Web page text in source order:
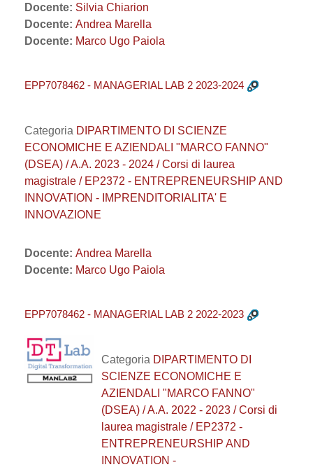
Docente: Silvia Chiarion
Docente: Andrea Marella
Docente: Marco Ugo Paiola
EPP7078462 - MANAGERIAL LAB 2 2023-2024
Categoria DIPARTIMENTO DI SCIENZE
ECONOMICHE E AZIENDALI "MARCO FANNO"
(DSEA) / A.A. 2023 - 2024 / Corsi di laurea
magistrale / EP2372 - ENTREPRENEURSHIP AND
INNOVATION - IMPRENDITORIALITA' E
INNOVAZIONE
Docente: Andrea Marella
Docente: Marco Ugo Paiola
EPP7078462 - MANAGERIAL LAB 2 2022-2023
Categoria DIPARTIMENTO DI
SCIENZE ECONOMICHE E
AZIENDALI "MARCO FANNO"
(DSEA) / A.A. 2022 - 2023 / Corsi di
laurea magistrale / EP2372 -
ENTREPRENEURSHIP AND
INNOVATION -